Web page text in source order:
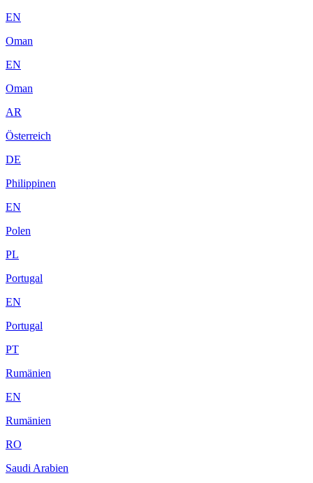
EN
Oman
EN
Oman
AR
Österreich
DE
Philippinen
EN
Polen
PL
Portugal
EN
Portugal
PT
Rumänien
EN
Rumänien
RO
Saudi Arabien